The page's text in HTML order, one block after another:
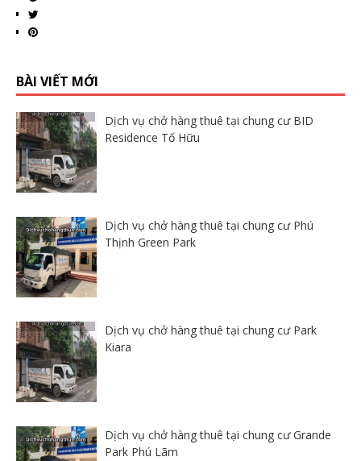
BÀI VIẾT MỚI
Dịch vụ chở hàng thuê tại chung cư BID
Residence Tố Hữu
Dịch vụ chở hàng thuê tại chung cư Phú
Thịnh Green Park
Dịch vụ chở hàng thuê tại chung cư Park
Kiara
Dịch vụ chở hàng thuê tại chung cư Grande
Park Phú Lãm